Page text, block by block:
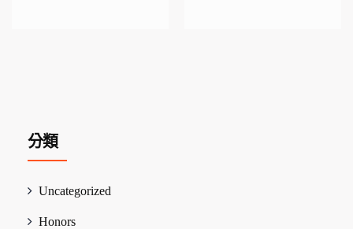
分類
Uncategorized
Honors